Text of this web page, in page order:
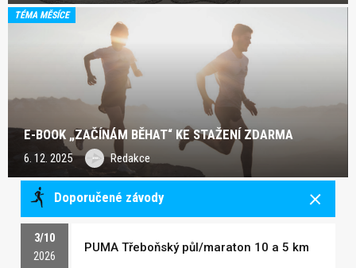
TÉMA MĚSÍCE
E-BOOK „ZAČÍNÁM BĚHAT“ KE STAŽENÍ ZDARMA
6. 12. 2025 Redakce
Doporučené závody
3/10
2026
PUMA Třeboňský půl/maraton 10 a 5 km